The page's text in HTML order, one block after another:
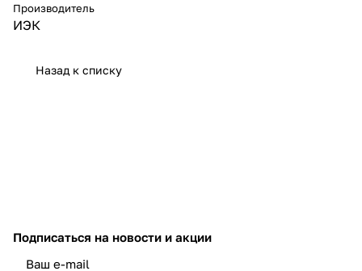
Производитель
ИЭК
Назад к списку
Подписаться на новости и акции